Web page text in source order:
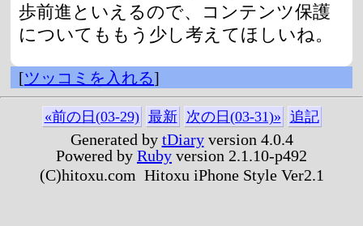
歩前進といえるので、コンテンツ保護
についてももう少し考えてほしいね。
[ツッコミを入れる]
«前の日(03-29) 最新 次の日(03-31)» 追記
Generated by tDiaryversion 4.0.4
Powered by Ruby version 2.1.10-p492